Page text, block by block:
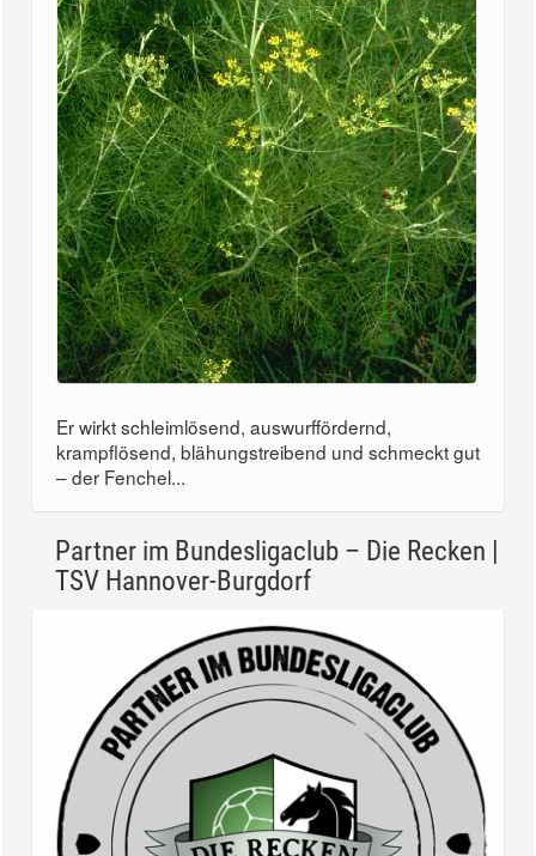
Er wirkt schleimlösend, auswurffördernd,
krampflösend, blähungstreibend und schmeckt gut
– der Fenchel...
Partner im Bundesligaclub – Die Recken |
TSV Hannover-Burgdorf